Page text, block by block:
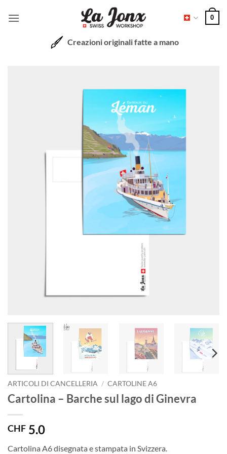
0
Creazioni originali fatte a mano
ARTICOLI DI CANCELLERIA / CARTOLINE A6
Cartolina – Barche sul lago di Ginevra
CHF 5.0
Cartolina A6 disegnata e stampata in Svizzera.